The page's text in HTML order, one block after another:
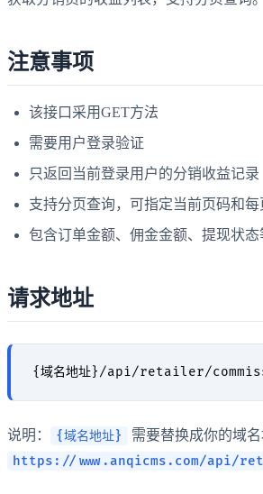
注意事项
该接口采用GET方法
需要用户登录验证
只返回当前登录用户的分销收益记录
支持分页查询，可指定当前页码和每
包含订单金额、佣金金额、提现状态
请求地址
说明： {域名地址}
需要替换成你的域
https://www.anqicms.com/api/